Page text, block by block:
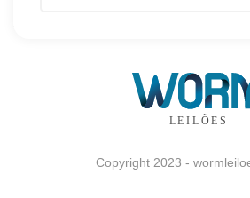
Copyright 2023 -